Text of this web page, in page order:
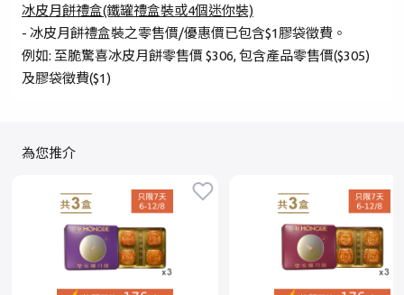
冰皮月餅禮盒(鐵罐禮盒裝或4個迷你裝)
- 冰皮月餅禮盒裝之零售價/優惠價已包含$1膠袋徵費。
例如: 至脆驚喜冰皮月餅零售價 $306, 包含產品零售價($305)
及膠袋徵費($1)
為您推介